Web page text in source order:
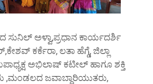
ಸುನಿಲ್ ಅಳ್ವಾ,ಪ್ರಧಾನ ಕಾರ್ಯದರ್ಶಿ
ಕರ್ಕೆರಾ, ಲತಾ ಹೆಗ್ಡೆ, ಜಿಲ್ಲಾ
ಅಭಿಲಾಷ್ ಕಟೀಲ್ ಹಾಗೂ ಶಕ್ತಿ
,ಮಂಡಲದ ಜವಾಬ್ದಾರಿಯುತರು,